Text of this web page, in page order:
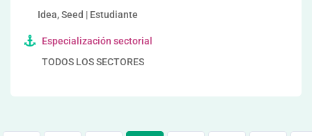
Idea, Seed | Estudiante
Especialización sectorial
TODOS LOS SECTORES